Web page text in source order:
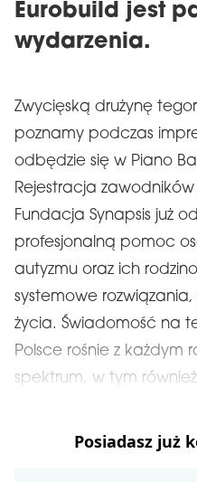
Eurobuild jest
wydarzenia.
Zwycięską drużynę
poznamy podczas
odbędzie się w Piano
Rejestracja
Fundacja Synapsis już
profesjonalną pomoc
autyzmu oraz ich
systemowe
życia. Świadomość na
Polsce rośnie z każdym
spektrum, w tym
Posiadasz już